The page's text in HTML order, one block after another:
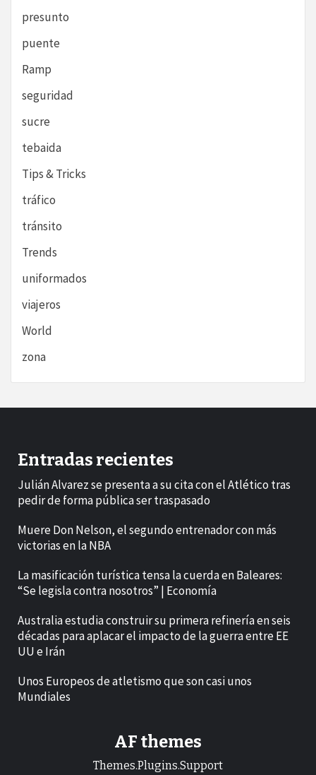
presunto
puente
Ramp
seguridad
sucre
tebaida
Tips & Tricks
tráfico
tránsito
Trends
uniformados
viajeros
World
zona
Entradas recientes
Julián Alvarez se presenta a su cita con el Atlético tras
pedir de forma pública ser traspasado
Muere Don Nelson, el segundo entrenador con más
victorias en la NBA
La masificación turística tensa la cuerda en Baleares:
“Se legisla contra nosotros” | Economía
Australia estudia construir su primera refinería en seis
décadas para aplacar el impacto de la guerra entre EE
UU e Irán
Unos Europeos de atletismo que son casi unos
Mundiales
AF themes
Themes.Plugins.Support